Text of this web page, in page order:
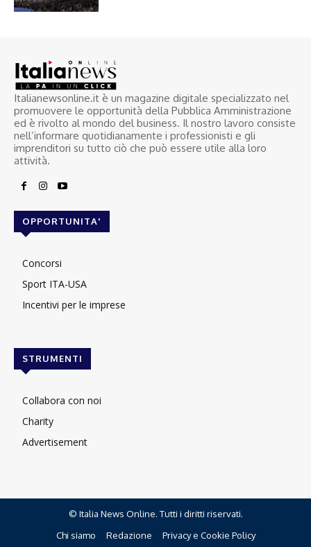
Italianewsonline.it è un magazine digitale specializzato nel
promuovere le opportunità della Pubblica Amministrazione
ed è rivolto al mondo del business. Il nostro lavoro consiste
nell’informare quotidianamente i professionisti e gli
imprenditori su tutto ciò che può essere utile alla loro
attività.
OPPORTUNITA'
Concorsi
Sport ITA-USA
Incentivi per le imprese
STRUMENTI
Collabora con noi
Charity
Advertisement
© Italia News Online. Tutti i diritti riservati.
Chi siamo
Redazione Privacy e Cookie Policy